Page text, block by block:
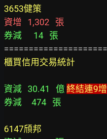
3653健策
資增   1,302   張
券減      14   張
櫃買信用交易統計
資減   30.41   億 終結連9增
券減     474   張
6147頎邦